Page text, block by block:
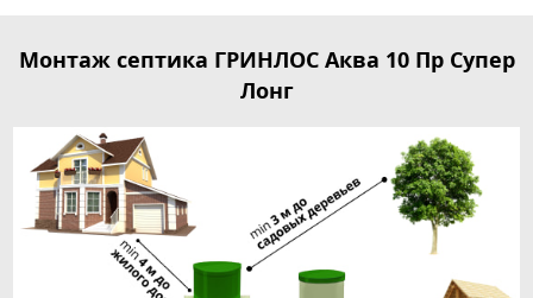
Монтаж септика ГРИНЛОС Аква 10 Пр Супер
Лонг